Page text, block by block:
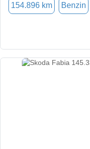
154.896 km Benzin